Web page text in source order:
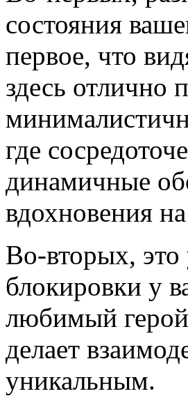
состояния
первое, что
здесь отлично
где
динамичные
вдохновения
Во-вторых, это
блокировки у
любимый герой
делает
уникальным.